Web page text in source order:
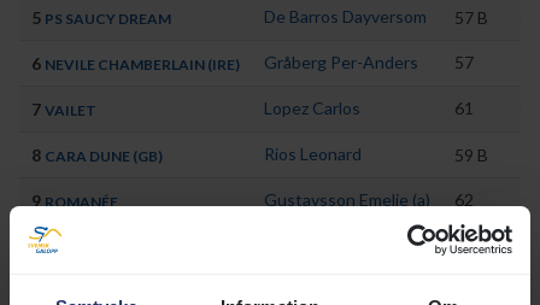
5 PS SAUCY DREAM De Barros Dayversom 57 B
6 NEVILE CHAMBERLAIN (IRE) Gråberg Per-Anders 57
7 VAILET Lopez Carlos 61
8 CARA DUNE (GB) Rios Leonard 59 B
9 ROMANÉE Gustavsson Emelie (a) 62
10 CODIFY (IRE) 62